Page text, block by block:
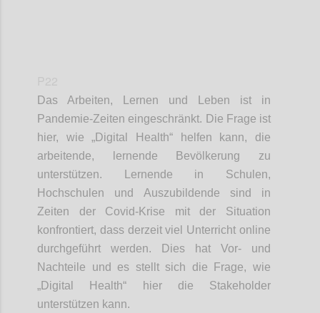
Das Arbeiten, Lernen und Leben ist in
Pandemie-Zeiten eingeschränkt. Die Frage ist
hier, wie „Digital Health“ helfen kann, die
arbeitende, lernende Bevölkerung zu
unterstützen.
Lernende in Schulen,
Hochschulen und Auszubildende sind in
Zeiten der Covid -Krise mit der Situation
konfrontiert, dass derzeitviel Unterricht online
durchgeführt werden. Dies hat Vor- und
Nachteile und es stellt sich die Frage, wie
„Digital Health“ hier die Stakeholder
unterstützen kann.